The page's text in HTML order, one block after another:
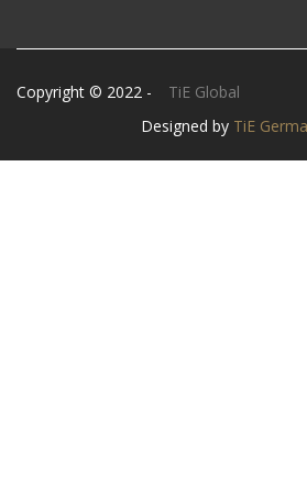
Copyright © 2022 -
TiE Global
Designed by TiE